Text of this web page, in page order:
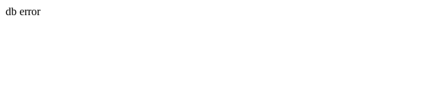
db error